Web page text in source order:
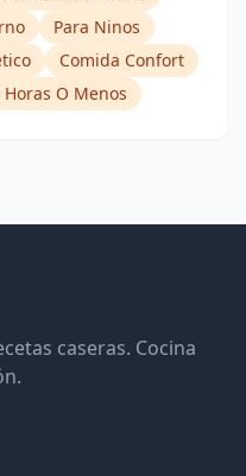
Para Ninos
Comida Confort
Horas O Menos
caseras. Cocina